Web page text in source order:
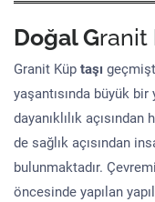
Doğal Granit
Granit Küp taşı
yaşantısında büyük bir
dayanıklılık
de sağlık açısından
bulunmaktadır.
öncesinde yapılan